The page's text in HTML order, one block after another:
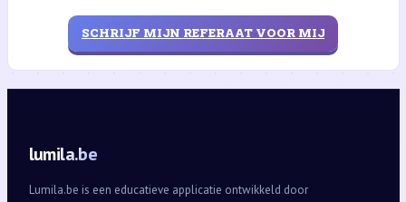
SCHRIJF MIJN REFERAAT VOOR MIJ
lumila.be
Lumila.be is een educatieve applicatie ontwikkeld door